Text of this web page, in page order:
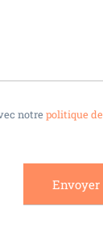
notre politique de